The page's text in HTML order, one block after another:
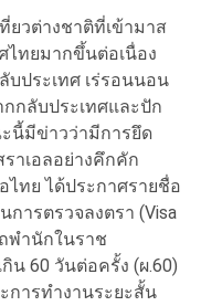
ยวต่างชาติที่เข้ามาส
ไทยมากขึ้นต่อเนื่อง
บประเทศ เร่รอนนอน
กลับประเทศและปัก
นี้มีข่าวว่ามีการยึด
าเอลอย่างคึกคัก
ทย ได้ประกาศรายชื่อ
ารตรวจลงตรา (Visa
พำนักในราช
น 60 วันต่อครั้ง (ผ.60)
การทำงานระยะสั้น